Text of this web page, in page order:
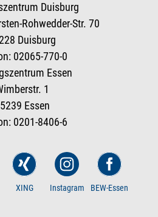
Duisburg
Rohwedder-Str. 70
Duisburg
02065-770-0
Essen
1
Essen
0201-8406-6
XING Instagram BEW-Essen